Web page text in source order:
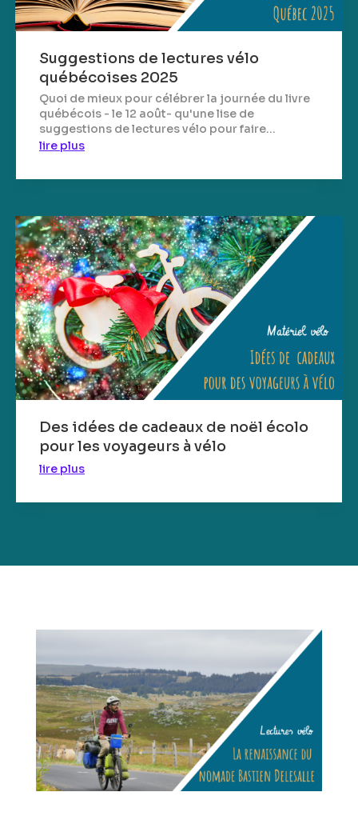
Suggestions de lectures vélo
québécoises 2025
Quoi de mieux pour célébrer la journée du livre
québécois - le 12 août- qu'une lise de
suggestions de lectures vélo pour faire...
lire plus
Des idées de cadeaux de noël écolo
pour les voyageurs à vélo
lire plus